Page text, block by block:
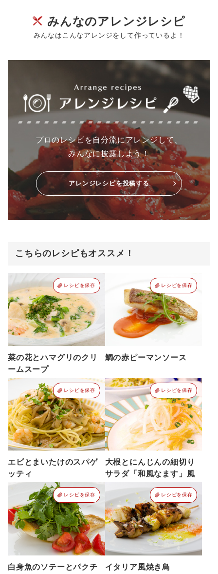
みんなのアレンジレシピ
みんなはこんなアレンジをして作っているよ！
プロのレシピを自分流にアレンジして、
みんなに披露しよう！
アレンジレシピを投稿する
こちらのレシピもオススメ！
レシピを保存
菜の花とハマグリのクリ
ームスープ
レシピを保存
鯛の赤ピーマンソース
レシピを保存
エビとまいたけのスパゲ
ッティ
レシピを保存
大根とにんじんの細切り
サラダ「和風なます」風
レシピを保存
白身魚のソテーとパクチ
レシピを保存
イタリア風焼き鳥